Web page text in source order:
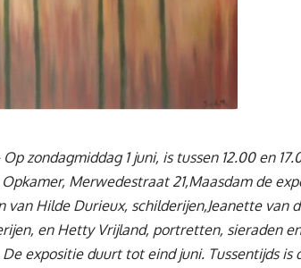
zondagmiddag 1 juni, is tussen 12.00 en
Merwedestraat 21,Maasdam de
van Hilde Durieux, schilderijen,Jeanette van
en Hetty Vrijland, portretten, sieraden en
expositie duurt tot eind juni. Tussentijds is